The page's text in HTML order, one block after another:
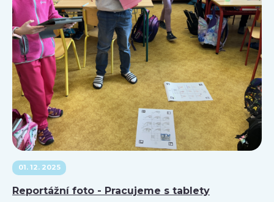
01. 12. 2025
Reportážní foto - Pracujeme s tablety